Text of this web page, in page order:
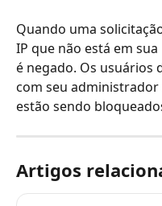
Quando uma
IP que não está em
é negado. Os usuários
com seu
estão sendo
Artigos